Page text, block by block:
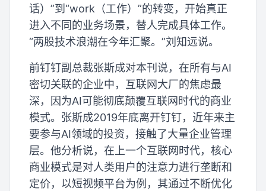
话）”到“work（工作）”的转变，开始真正
进入不同的业务场景，替人完成具体工作。
“两股技术浪潮在今年汇聚。”刘知远说。
前钉钉副总裁张斯成对本刊说，在所有与AI
密切关联的企业中，互联网大厂的焦虑最
深，因为AI可能彻底颠覆互联网时代的商业
模式。张斯成2019年底离开钉钉，近年来主
要参与AI领域的投资，接触了大量企业管理
层。他分析说，在上一个互联网时代，核心
商业模式是对人类用户的注意力进行垄断和
定价，以短视频平台为例，其通过不断优化